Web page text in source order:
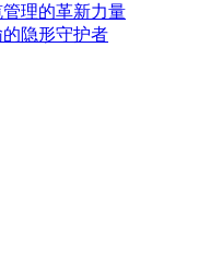
理的革新力量​
隐形守护者​